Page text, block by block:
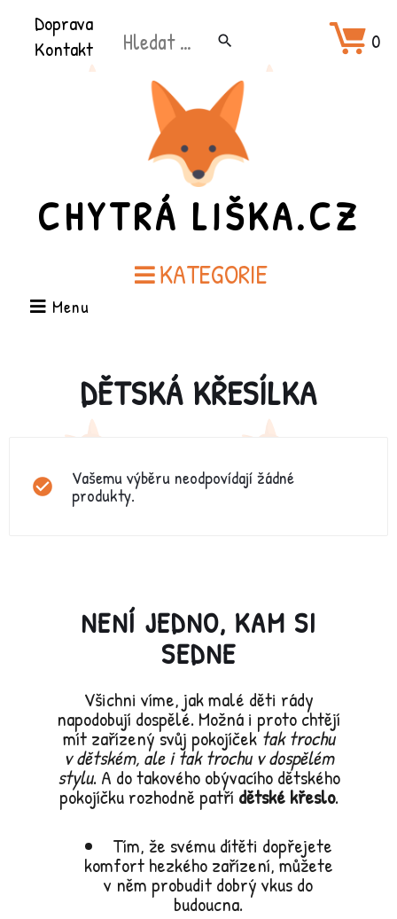
Doprava
Kontakt
0
Hledat: search
CHYTRÁ LIŠKA.CZ
KATEGORIE
Menu
DĚTSKÁ KŘESÍLKA
Vašemu výběru neodpovídají žádné
produkty.
NENÍ JEDNO, KAM SI
SEDNE
Všichni víme, jak malé děti rády
napodobují dospělé. Možná i proto chtějí
mít zařízený svůj pokojíčektak trochu
v dětském, ale i tak trochu v dospělém
stylu. A do takového obývacího dětského
pokojíčku rozhodně patří dětské křeslo.
Tím, že svému dítěti dopřejete
komfort hezkého zařízení, můžete
v něm probudit dobrý vkus do
budoucna.